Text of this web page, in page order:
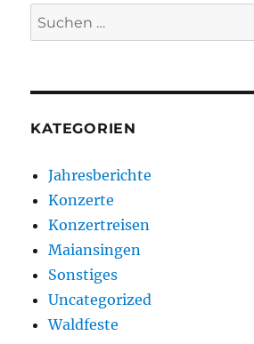
Suchen
nach:
KATEGORIEN
Jahresberichte
Konzerte
Konzertreisen
Maiansingen
Sonstiges
Uncategorized
Waldfeste